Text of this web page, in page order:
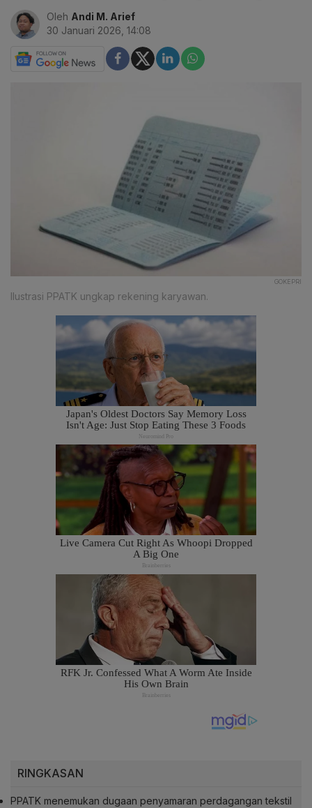
Oleh Andi M. Arief
30 Januari 2026, 14:08
GOKEPRI
Ilustrasi PPATK ungkap rekening karyawan.
RINGKASAN
PPATK menemukan dugaan penyamaran perdagangan tekstil